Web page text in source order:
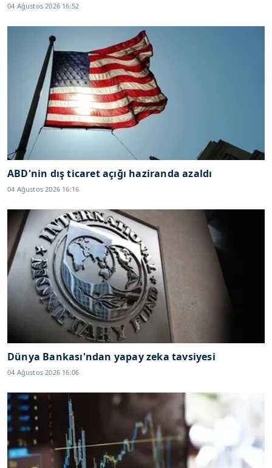
04 Ağustos 2026 16:52
ABD'nin dış ticaret açığı haziranda azaldı
04 Ağustos 2026 16:16
Dünya Bankası'ndan yapay zeka tavsiyesi
04 Ağustos 2026 16:06